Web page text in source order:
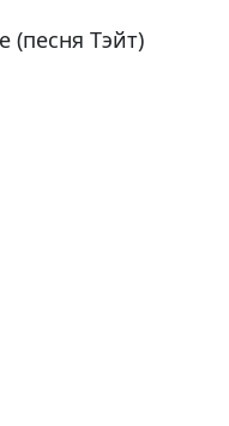
(песня Тэйт)